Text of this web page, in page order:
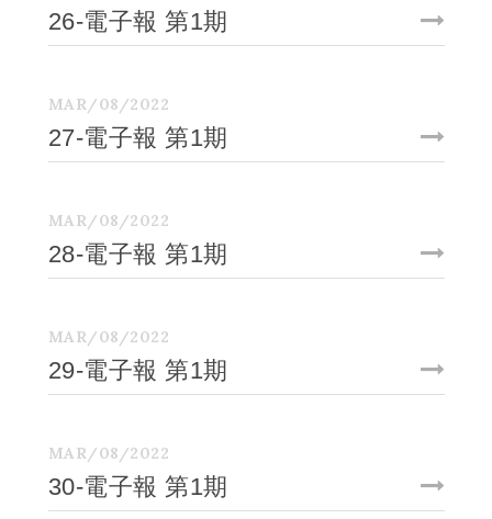
26-電子報 第1期
MAR/08/2022
27-電子報 第1期
MAR/08/2022
28-電子報 第1期
MAR/08/2022
29-電子報 第1期
MAR/08/2022
30-電子報 第1期